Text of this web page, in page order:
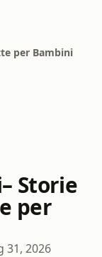
per Bambini
Storie
per
31, 2026